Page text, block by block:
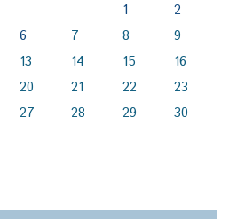
1
2
6 7 8
9
13 14 15
16
20 21 22
23
27 28 29
30